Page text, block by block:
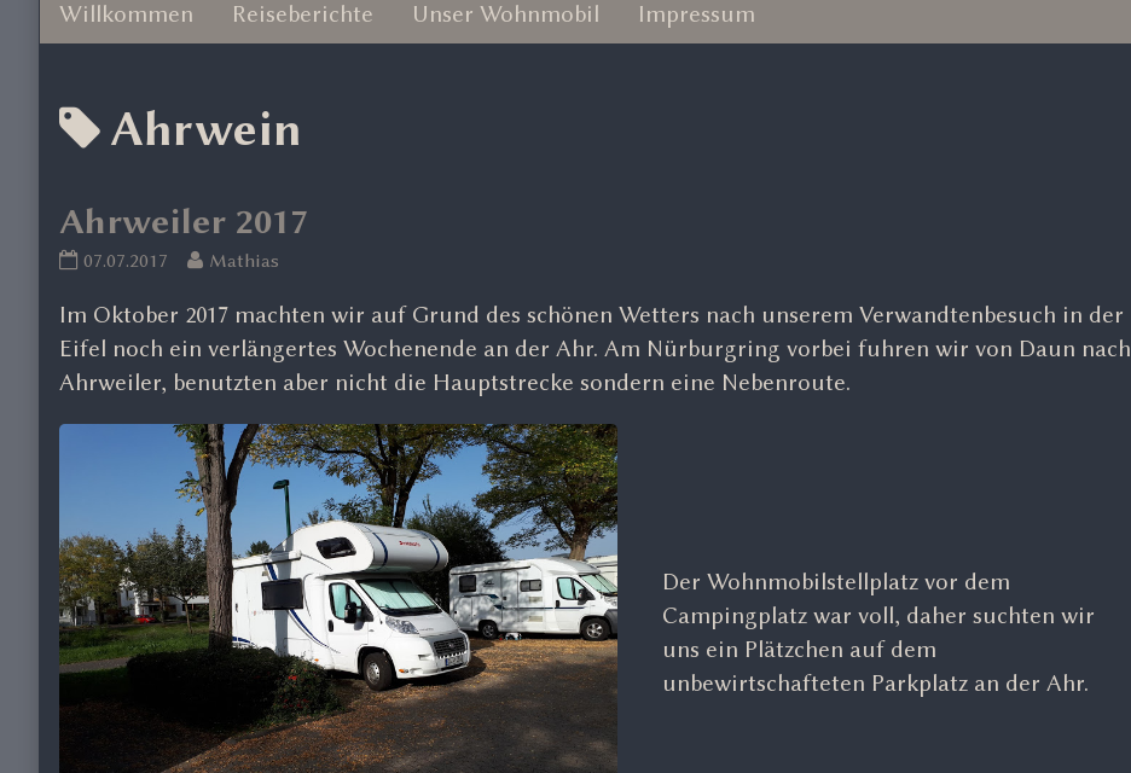
Willkommen Reiseberichte Unser Wohnmobil Impressum
Posts
tagged
Ahrwein
Ahrweiler 2017
Ahrweiler
published
on
07.07.2017
Read
posts
by
author
of
Ahrweiler
2017,
Mathias
Im Oktober 2017 machten wir auf Grund des schönen Wetters nach unserem Verwandtenbesuch in der
Eifel noch ein verlängertes Wochenende an der Ahr. Am Nürburgring vorbei fuhren wir von Daun nach
Ahrweiler, benutzten aber nicht die Hauptstrecke sondern eine Nebenroute.
Der Wohnmobilstellplatz vor dem
Campingplatz war voll, daher suchten wir
uns ein Plätzchen auf dem
unbewirtschafteten Parkplatz an der Ahr.